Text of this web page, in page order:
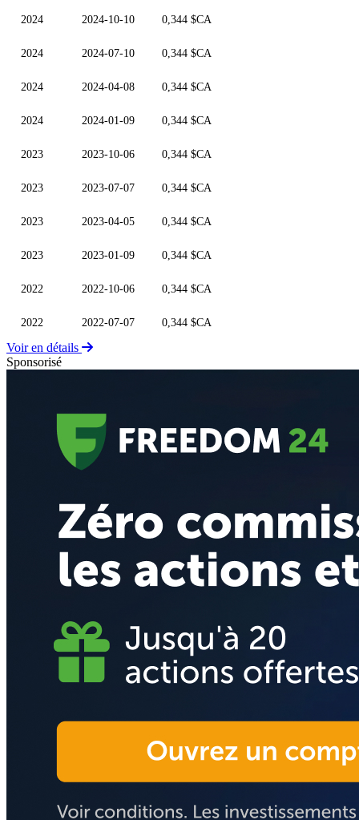
2024 2024-10-10 0,344 $CA
2024 2024-07-10 0,344 $CA
2024 2024-04-08 0,344 $CA
2024 2024-01-09 0,344 $CA
2023 2023-10-06 0,344 $CA
2023 2023-07-07 0,344 $CA
2023 2023-04-05 0,344 $CA
2023 2023-01-09 0,344 $CA
2022 2022-10-06 0,344 $CA
2022 2022-07-07 0,344 $CA
Voir en détails
Sponsorisé